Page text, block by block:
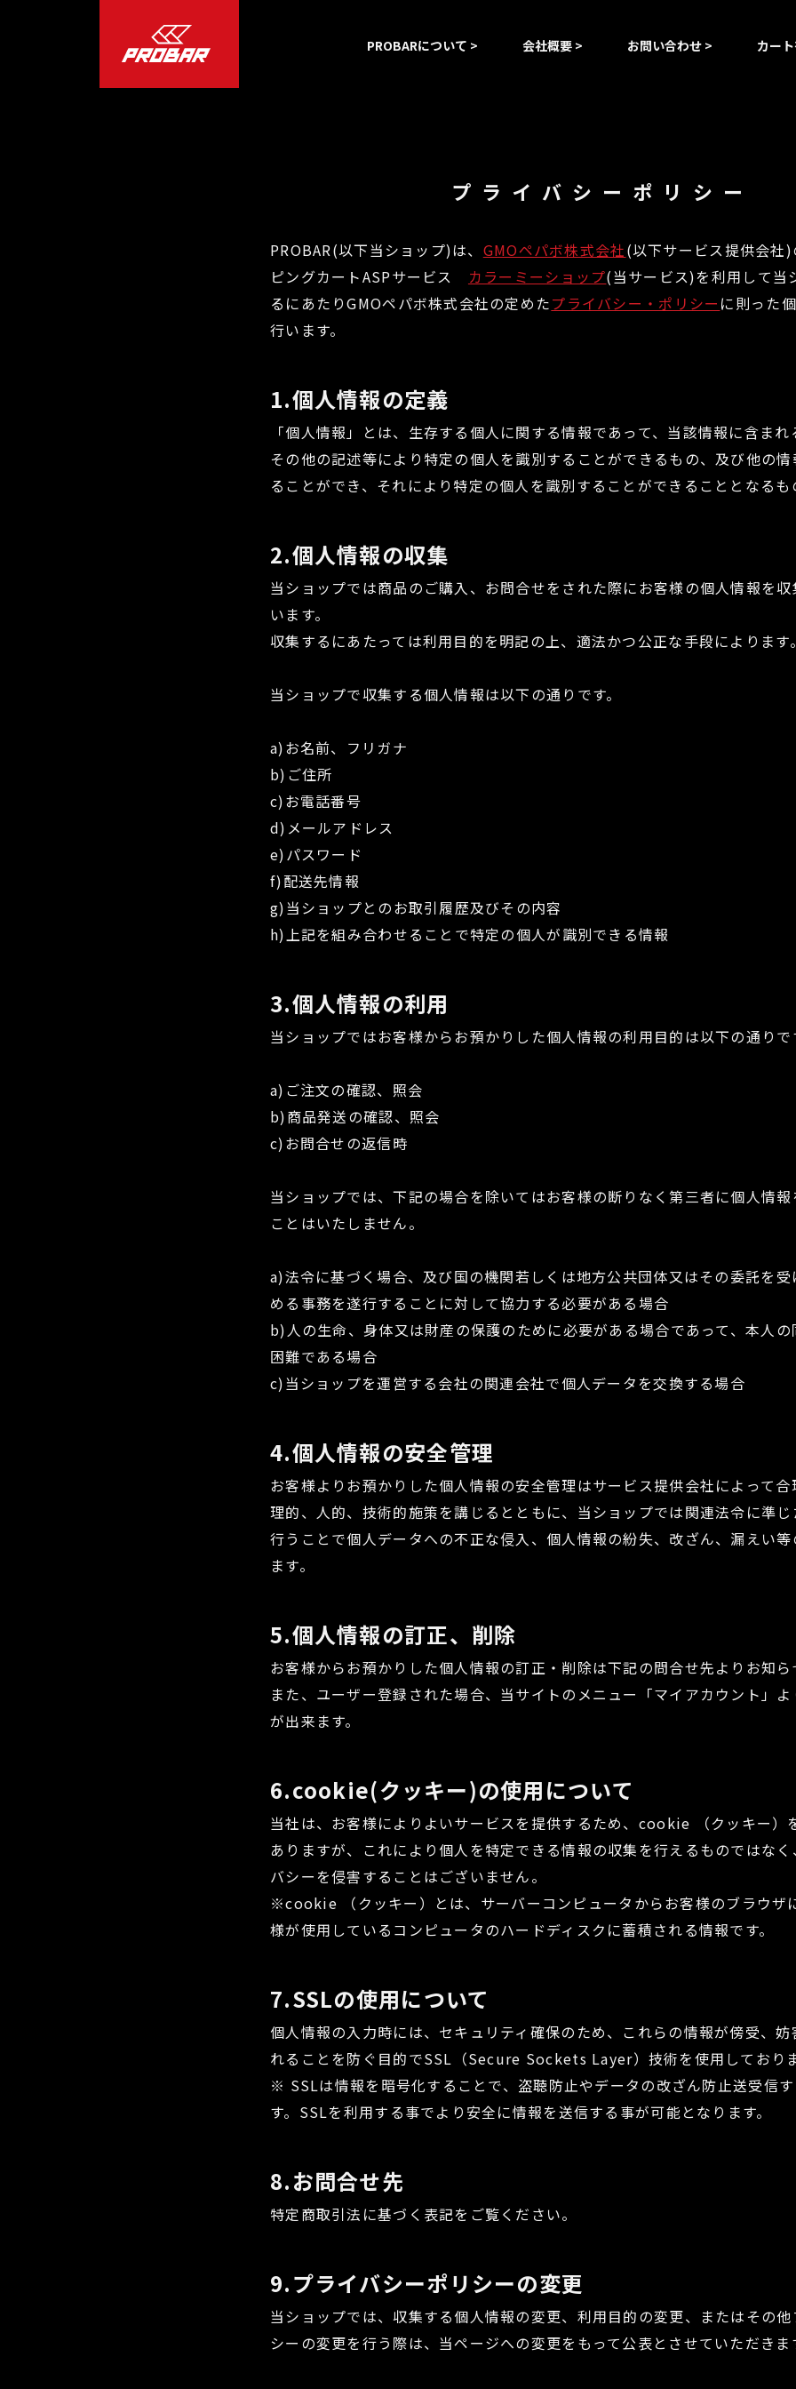
PROBARについて 会社概要 お問い合わせ カー
プライバシーポリシー
PROBAR(以下当ショップ)は、 GMOペパボ株式会社(以下サービス提供会社
ピングカートASPサービス カラーミーショップ(当サービス)を利用して当
るにあたりGMOペパボ株式会社の定めたプライバシー・ポリシー に則った
行います。
1.個人情報の定義
「個人情報」とは、生存する個人に関する情報であって、当該情報に含ま
その他の記述等により特定の個人を識別することができるもの、及び他の
ることができ、それにより特定の個人を識別することができることとなる
2.個人情報の収集
当ショップでは商品のご購入、お問合せをされた際にお客様の個人情報を
います。
収集するにあたっては利用目的を明記の上、適法かつ公正な手段によります
当ショップで収集する個人情報は以下の通りです。
a)お名前、フリガナ
b)ご住所
c)お電話番号
d)メールアドレス
e)パスワード
f)配送先情報
g)当ショップとのお取引履歴及びその内容
h)上記を組み合わせることで特定の個人が識別できる情報
3.個人情報の利用
当ショップではお客様からお預かりした個人情報の利用目的は以下の通りで
a)ご注文の確認、照会
b)商品発送の確認、照会
c)お問合せの返信時
当ショップでは、下記の場合を除いてはお客様の断りなく第三者に個人情
ことはいたしません。
a)法令に基づく場合、及び国の機関若しくは地方公共団体又はその委託を
める事務を遂行することに対して協力する必要がある場合
b)人の生命、身体又は財産の保護のために必要がある場合であって、本人
困難である場合
c)当ショップを運営する会社の関連会社で個人データを交換する場合
4.個人情報の安全管理
お客様よりお預かりした個人情報の安全管理はサービス提供会社によって
理的、人的、技術的施策を講じるとともに、当ショップでは関連法令に準
行うことで個人データへの不正な侵入、個人情報の紛失、改ざん、漏えい
ます。
5.個人情報の訂正、削除
お客様からお預かりした個人情報の訂正・削除は下記の問合せ先よりお知
また、ユーザー登録された場合、当サイトのメニュー「マイアカウント」
が出来ます。
6.cookie(クッキー)の使用について
当社は、お客様によりよいサービスを提供するため、cookie （クッキー）
ありますが、これにより個人を特定できる情報の収集を行えるものではな
バシーを侵害することはございません。
※cookie （クッキー）とは、サーバーコンピュータからお客様のブラウザ
様が使用しているコンピュータのハードディスクに蓄積される情報です。
7.SSLの使用について
個人情報の入力時には、セキュリティ確保のため、これらの情報が傍受、
れることを防ぐ目的でSSL（Secure Sockets Layer）技術を使用しており
※ SSLは情報を暗号化することで、盗聴防止やデータの改ざん防止送受信
す。SSLを利用する事でより安全に情報を送信する事が可能となります。
8.お問合せ先
特定商取引法に基づく表記をご覧ください。
9.プライバシーポリシーの変更
当ショップでは、収集する個人情報の変更、利用目的の変更、またはその
シーの変更を行う際は、当ページへの変更をもって公表とさせていただきま